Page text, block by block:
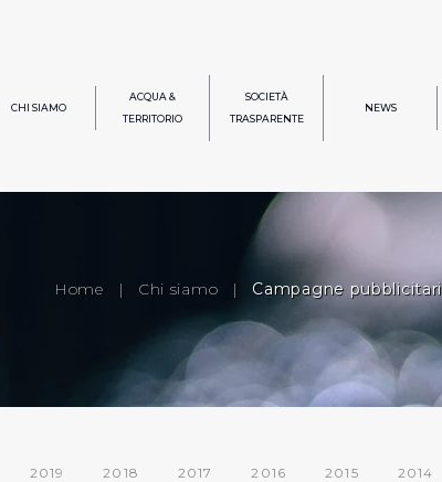
CHI SIAMO
ACQUA &
TERRITORIO
SOCIETÀ
TRASPARENTE
NEWS
Home | Chi siamo | Campagne
2019 2018 2017 2016 2015 2014